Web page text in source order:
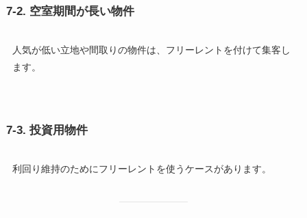
7-2. 空室期間が長い物件
人気が低い立地や間取りの物件は、フリーレントを付けて集客し
ます。
7-3. 投資用物件
利回り維持のためにフリーレントを使うケースがあります。